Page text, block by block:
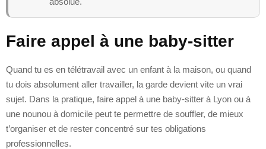
Faire appel à une baby-sitter
Quand tu es en télétravail avec un enfant à la maison, ou quand
tu dois absolument aller travailler, la garde devient vite un vrai
sujet. Dans la pratique, faire appel à une baby-sitter à Lyon ou à
une nounou à domicile peut te permettre de souffler, de mieux
t’organiser et de rester concentré sur tes obligations
professionnelles.